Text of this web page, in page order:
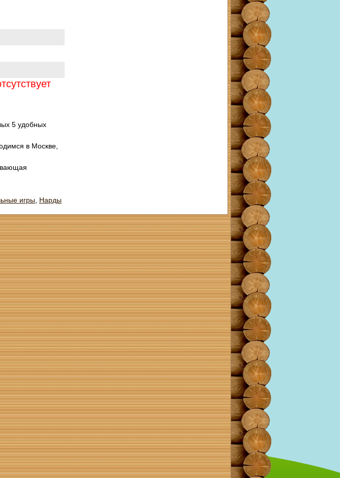
5 удобных
в Москве,
игры Нарды